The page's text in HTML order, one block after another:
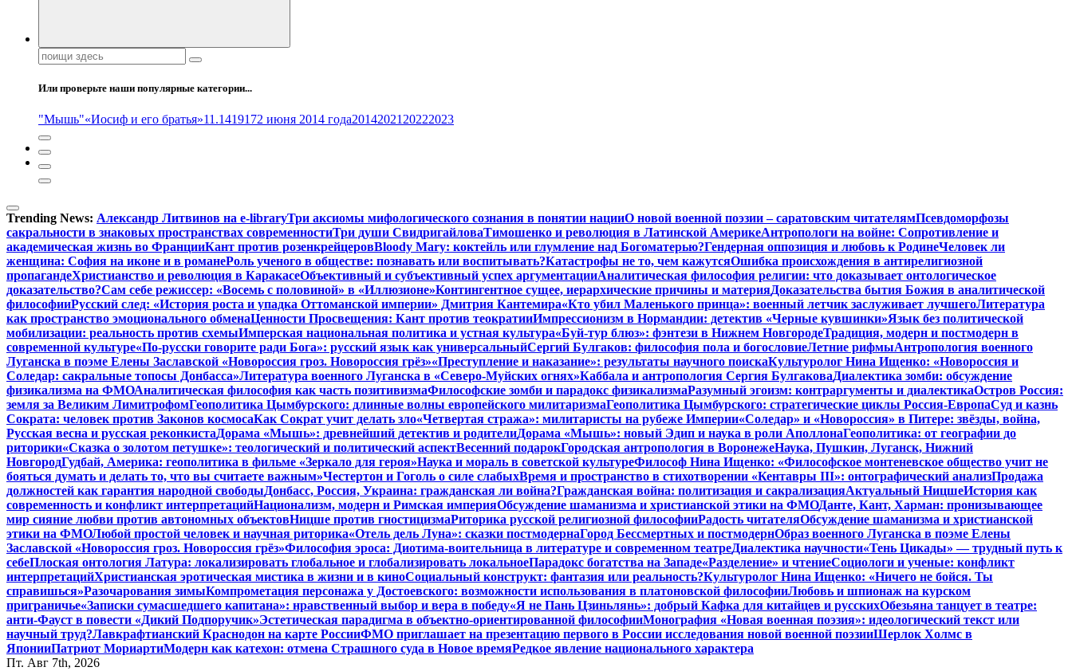
Поиск:
Или проверьте наши популярные категории...
"Мышь"«Иосиф и его братья»11.1419172 июня 2014 года20142021 20222023
Trending News: Александр Литвинов на e-libraryТри аксиомы мифологического сознания в понятии нацииО новой военной поэзии – саратовским читателямПсевдоморфозы
сакральности в знаковых пространствах современностиТри души СвидригайловаТимошенко и революция в Латинской АмерикеАнтропологи на войне: Сопротивление и
академическая жизнь во ФранцииКант против розенкрейцеровBloody Mary: коктейль или глумление над Богоматерью?Гендерная оппозиция и любовь к РодинеЧеловек ли
женщина: София на иконе и в романеРоль ученого в обществе: познавать или воспитывать?Катастрофы не то, чем кажутсяОшибка происхождения в антирелигиозной
пропагандеХристианство и революция в КаракасеОбъективный и субъективный успех аргументацииАналитическая философия религии: что доказывает онтологическое
доказательство?Сам себе режиссер: «Восемь с половиной» в «Иллюзионе»Контингентное сущее, иерархические причины и материяДоказательства бытия Божия в аналитической
философииРусский след: «История роста и упадка Оттоманской империи» Дмитрия Кантемира«Кто убил Маленького принца»: военный летчик заслуживает лучшегоЛитература
как пространство эмоционального обменаЦенности Просвещения: Кант против теократииИмпрессионизм в Нормандии: детектив «Черные кувшинки»Язык без политической
мобилизации: реальность против схемыИмперская национальная политика и устная культура«Буй-тур блюз»: фэнтези в Нижнем НовгородеТрадиция, модерн и постмодерн в
современной культуре«По-русски говорите ради Бога»: русский язык как универсальныйСергий Булгаков: философия пола и богословиеЛетние рифмыАнтропология военного
Луганска в поэме Елены Заславской «Новороссия гроз. Новороссия грёз»«Преступление и наказание»: результаты научного поискаКультуролог Нина Ищенко: «Новороссия и
Соледар: сакральные топосы Донбасса»Литература военного Луганска в «Северо-Муйских огнях»Каббала и антропология Сергия БулгаковаДиалектика зомби: обсуждение
физикализма на ФМОАналитическая философия как часть позитивизмаФилософские зомби и парадокс физикализмаРазумный эгоизм: контраргументы и диалектикаОстров Россия:
земля за Великим ЛимитрофомГеополитика Цымбурского: длинные волны европейского милитаризмаГеополитика Цымбурского: стратегические циклы Россия-ЕвропаСуд и казнь
Сократа: человек против Законов космосаКак Сократ учит делать зло«Четвертая стража»: милитаристы на рубеже Империи«Соледар» и «Новороссия» в Питере: звёзды, война,
Русская весна и русская реконкистаДорама «Мышь»: древнейший детектив и родителиДорама «Мышь»: новый Эдип и наука в роли АполлонаГеополитика: от географии до
риторики«Сказка о золотом петушке»: теологический и политический аспектВесенний подарокГородская антропология в ВоронежеНаука, Пушкин, Луганск, Нижний
НовгородГудбай, Америка: геополитика в фильме «Зеркало для героя»Наука и мораль в советской культуреФилософ Нина Ищенко: «Философское монтеневское общество учит не
бояться думать и делать то, что вы считаете важным»Честертон и Гоголь о силе слабыхВремя и пространство в стихотворении «Кентавры III»: онтографический анализПродажа
должностей как гарантия народной свободыДонбасс, Россия, Украина: гражданская ли война?Гражданская война: политизация и сакрализацияАктуальный НицшеИстория как
современность и конфликт интерпретацийНационализм, модерн и Римская империяОбсуждение шаманизма и христианской этики на ФМОДанте, Кант, Харман: пронизывающее
мир сияние любви против автономных объектовНицше против гностицизмаРиторика русской религиозной философииРадость читателяОбсуждение шаманизма и христианской
этики на ФМОЛюбой простой человек и научная риторика«Отель дель Луна»: сказки постмодернаГород Бессмертных и постмодернОбраз военного Луганска в поэме Елены
Заславской «Новороссия гроз. Новороссия грёз»Философия эроса: Диотима-воительница в литературе и современном театреДиалектика научности«Тень Цикады» — трудный путь к
себеПлоская онтология Латура: локализировать глобальное и глобализировать локальноеПарадокс богатства на Западе«Разделение» и чтениеСоциологи и ученые: конфликт
интерпретацийХристианская эротическая мистика в жизни и в киноСоциальный конструкт: фантазия или реальность?Культуролог Нина Ищенко: «Ничего не бойся. Ты
справишься»Разочарования зимыКомпрометация персонажа у Достоевского: возможности использования в платоновской философииЛюбовь и шпионаж на курском
приграничье«Записки сумасшедшего капитана»: нравственный выбор и вера в победу«Я не Пань Цзиньлянь»: добрый Кафка для китайцев и русскихОбезьяна танцует в театре:
анти-Фауст в повести «Дикий Подпоручик»Эстетическая парадигма в объектно-ориентированной философииМонография «Новая военная поэзия»: идеологический текст или
научный труд?Лавкрафтианский Краснодон на карте РоссииФМО приглашает на презентацию первого в России исследования новой военной поэзииШерлок Холмс в
ЯпонииПатриот МориартиМодерн как катехон: отмена Страшного суда в Новое времяРедкое явление национального характера
Пт. Авг 7th, 2026